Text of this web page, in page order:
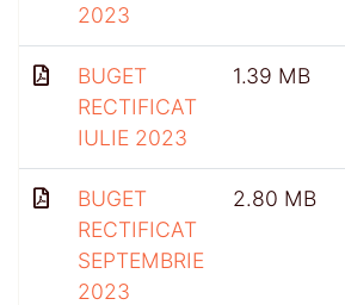
2023
BUGET
RECTIFICAT
IULIE 2023
1.39 MB
BUGET
RECTIFICAT
SEPTEMBRIE
2023
2.80 MB